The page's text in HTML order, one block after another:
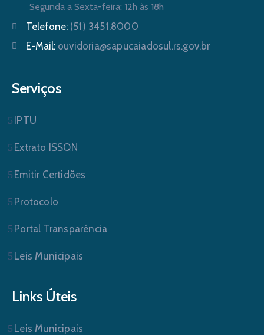
Segunda a Sexta-feira: 12h às 18h
Telefone: (51) 3451.8000
E-Mail: ouvidoria@sapucaiadosul.rs.gov.br
Serviços
IPTU
Extrato ISSQN
Emitir Certidões
Protocolo
Portal Transparência
Leis Municipais
Links Úteis
Leis Municipais